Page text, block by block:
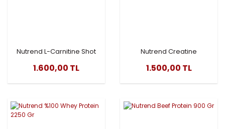
Nutrend L-Carnitine Shot
3000mg 20 Ampül
1.600,00 TL
Nutrend Creatine
Monohydrate 300 Gr
1.500,00 TL